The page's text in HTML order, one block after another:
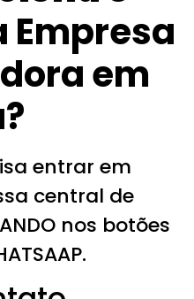
Empresa
em
entrar em
central de
nos botões